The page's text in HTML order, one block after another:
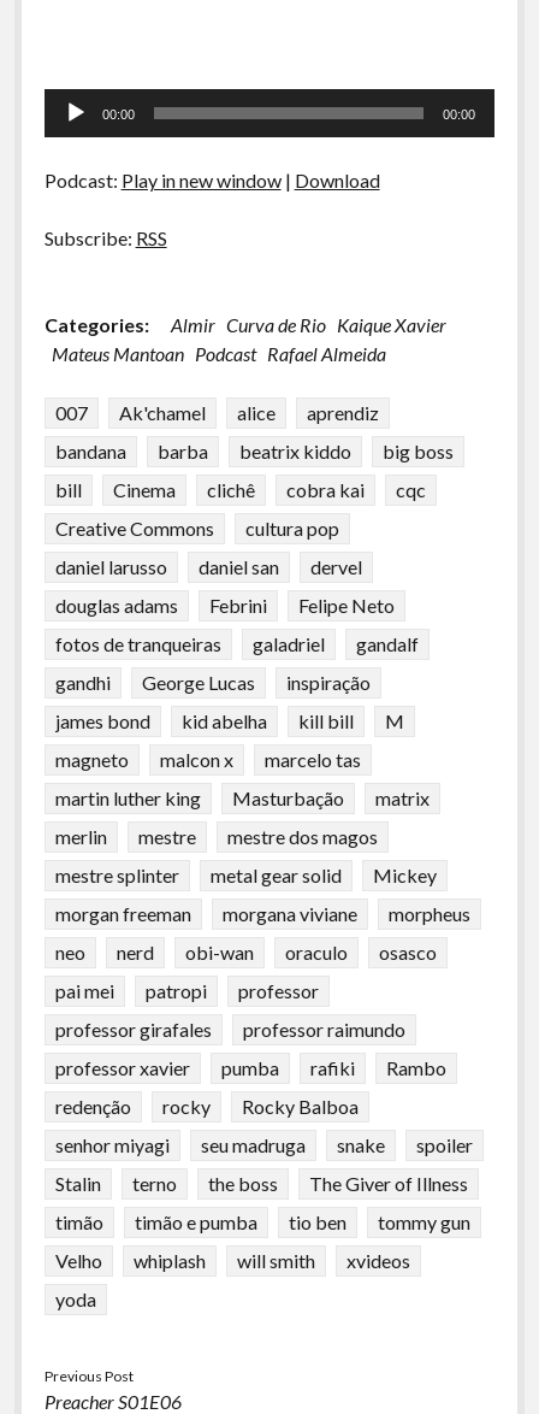
Tocador
00:00 00:00
Podcast: Play in new window| Download
Subscribe: RSS
Categories: Almir Curva de Rio Kaique Xavier
Mateus Mantoan Podcast Rafael Almeida
007 Ak'chamel alice
aprendiz
bandana
barba beatrix kiddo
big boss
bill
Cinema clichê cobra kai
cqc
Creative Commons
cultura pop
daniel larusso
daniel san
dervel
douglas adams
Febrini
Felipe Neto
fotos de tranqueiras
galadriel
gandalf
gandhi
George Lucas
inspiração
james bond
kid abelha kill bill
M
magneto
malcon x
marcelo tas
martin luther king
Masturbação
matrix
merlin
mestre
mestre dos magos
mestre splinter
metal gear solid
Mickey
morgan freeman
morgana viviane
morpheus
neo
nerd obi-wan oraculo
osasco
pai mei
patropi
professor
professor girafales
professor raimundo
professor xavier
pumba rafiki
Rambo
redenção
rocky
Rocky Balboa
senhor miyagi
seu madruga snake
spoiler
Stalin
terno the boss
The Giver of Illness
timão
timão e pumba tio ben
tommy gun
Velho
whiplash will smith
xvideos
yoda
Previous Post
Preacher S01E06